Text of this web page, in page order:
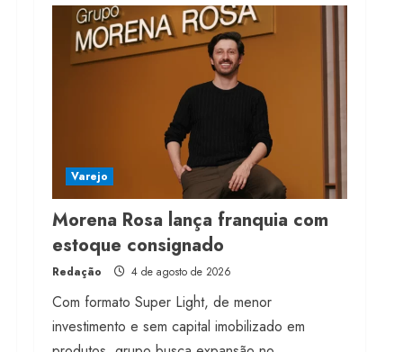
franquia com estoque
consignado
4 de agosto de 2026
Mercosul-UE prevê
transição longa para
vestuário
3 de agosto de 2026
Varejo
Morena Rosa lança franquia com
estoque consignado
Redação 4 de agosto de 2026
Com formato Super Light, de menor
investimento e sem capital imobilizado em